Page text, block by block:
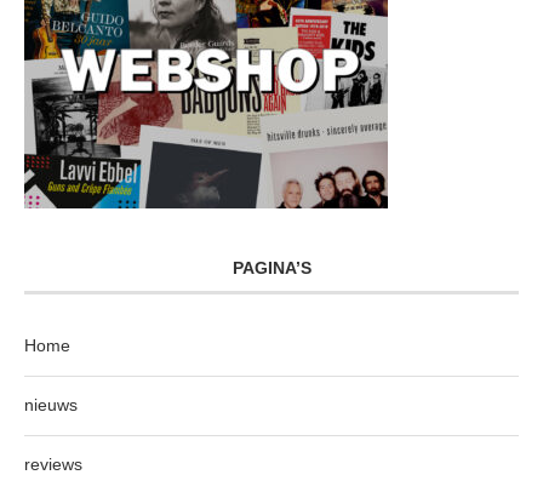
PAGINA’S
Home
nieuws
reviews